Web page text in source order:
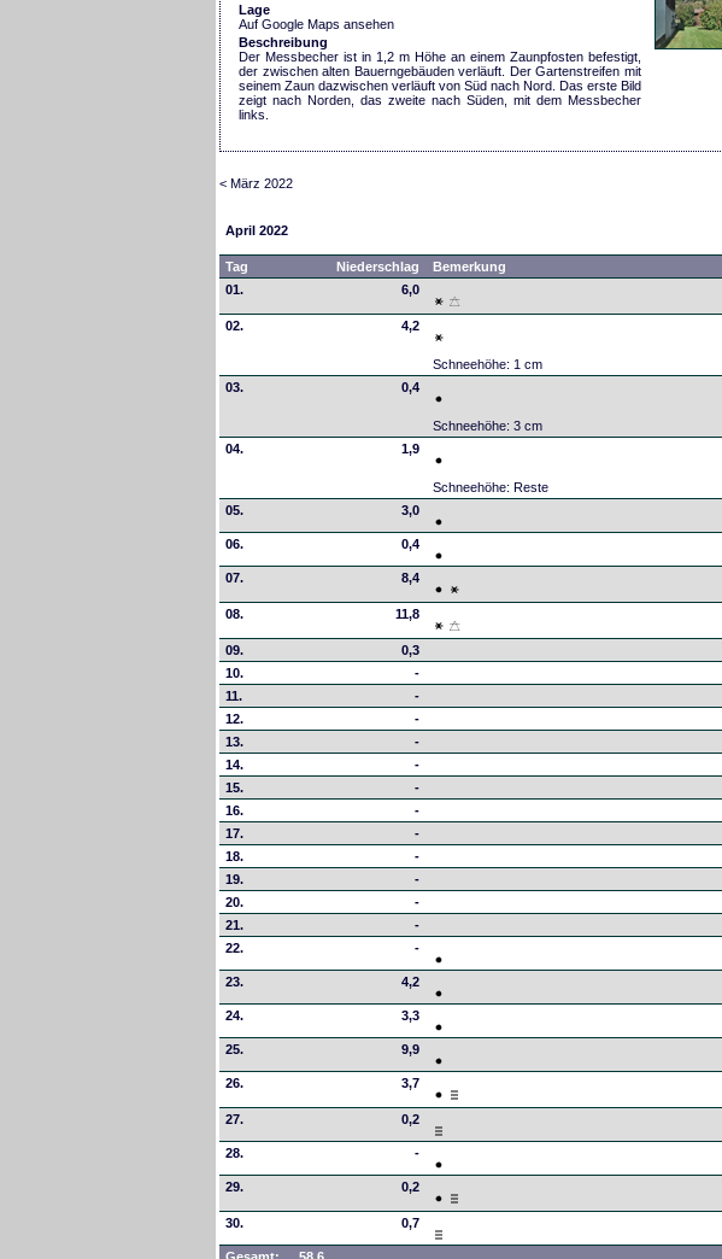
Lage
Auf Google Maps ansehen
Beschreibung
Der Messbecher ist in 1,2 m Höhe an einem Zaunpfosten befestigt,
der zwischen alten Bauerngebäuden verläuft. Der Gartenstreifen mit
seinem Zaun dazwischen verläuft von Süd nach Nord. Das erste Bild
zeigt nach Norden, das zweite nach Süden, mit dem Messbecher
links.
< März 2022
April 2022
Tag Niederschlag Bemerkung
01.
6,0
02. 4,2
Schneehöhe: 1 cm
03. 0,4
Schneehöhe: 3 cm
04. 1,9
Schneehöhe: Reste
05. 3,0
06. 0,4
07. 8,4
08. 11,8
09. 0,3
10.
-
11.
-
12.
-
13.
-
14.
-
15.
-
16.
-
17.
-
18.
-
19.
-
20.
-
21.
-
22.
-
23. 4,2
24. 3,3
25. 9,9
26. 3,7
27. 0,2
28. -
29. 0,2
30. 0,7